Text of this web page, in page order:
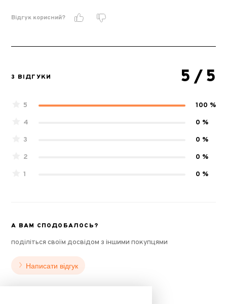
Відгук корисний?
3 ВІДГУКИ 5 / 5
5
100 %
4
0 %
3
0 %
2
0 %
1
0 %
А ВАМ СПОДОБАЛОСЬ?
поділіться своїм досвідом з іншими покупцями
Написати відгук